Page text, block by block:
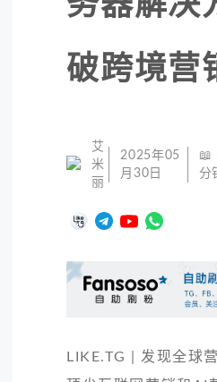
破跨境营
艾
米
丽
2025年05
月30日
📖
分
LIKE.TG | 发现全球